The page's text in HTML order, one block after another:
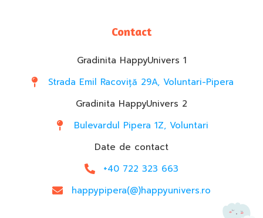
Contact
Gradinita HappyUnivers 1
Strada Emil Racoviță 29A, Voluntari-Pipera
Gradinita HappyUnivers 2
Bulevardul Pipera 1Z, Voluntari
Date de contact
+40 722 323 663
happypipera(@)happyunivers.ro